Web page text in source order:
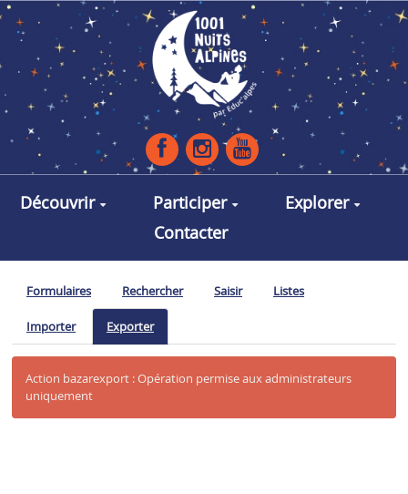
Aller au contenu principal
Découvrir Participer
Explorer
Contacter
Formulaires Rechercher Saisir Listes
Importer Exporter
Action bazarexport : Opération permise aux administrateurs
uniquement